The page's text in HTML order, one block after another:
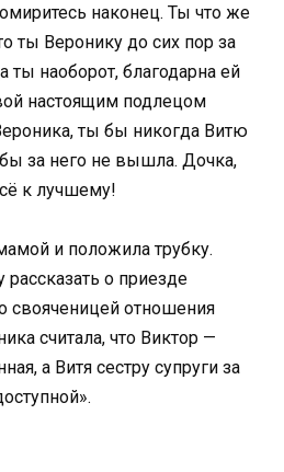
наконец. Ты что же
ты Веронику до сих пор за
ты наоборот, благодарна ей
настоящим подлецом
ты бы никогда Витю
за него не вышла. Дочка,
к лучшему!
и положила трубку.
о приезде
свояченицей отношения
считала, что Виктор —
а Витя сестру супруги за